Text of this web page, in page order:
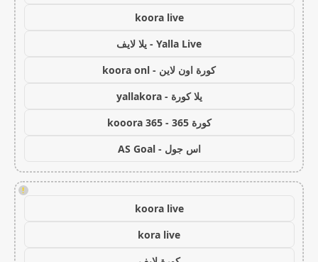
koora live
Yalla Live - يلا لايف
كورة اون لاين - koora onl
يلا كورة - yallakora
كورة 365 - kooora 365
اس جول - AS Goal
!
koora live
kora live